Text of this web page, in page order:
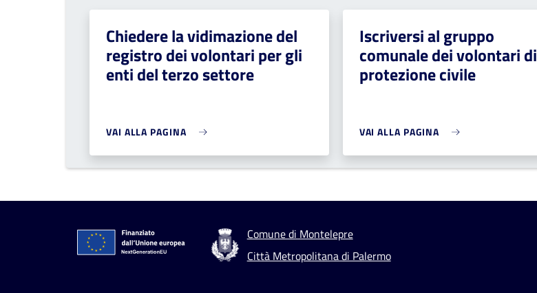
Chiedere la vidimazione del
registro dei volontari per gli
enti del terzo settore
VAI ALLA PAGINA
Iscriversi al gruppo
comunale dei volontari di
protezione civile
VAI ALLA PAGINA
Comune di Montelepre
Città Metropolitana di Palermo